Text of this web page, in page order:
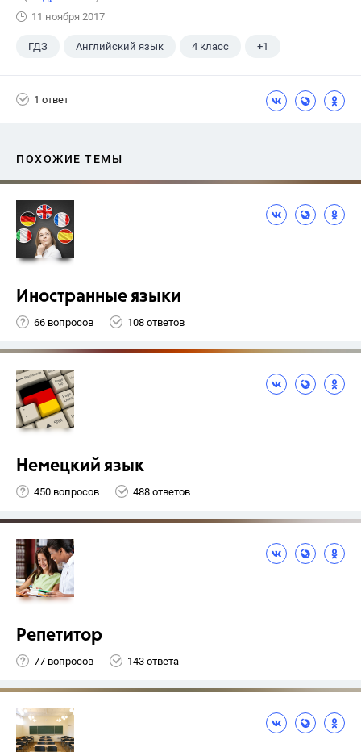
11 ноября 2017
ГДЗ Английский язык 4 класс +1
1 ответ
ПОХОЖИЕ ТЕМЫ
Иностранные языки
66 вопросов 108 ответов
Немецкий язык
450 вопросов 488 ответов
Репетитор
77 вопросов 143 ответа